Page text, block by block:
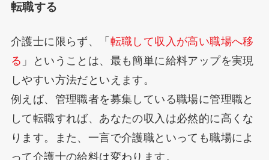
転職する
介護士に限らず、「 転職して収入が高い職場へ移
る 」ということは、最も簡単に給料アップを実現
しやすい方法だといえます。
例えば、管理職者を募集している職場に管理職と
して転職すれば、あなたの収入は必然的に高くな
ります。また、一言で介護職といっても職場によ
って介護士の給料は変わります。